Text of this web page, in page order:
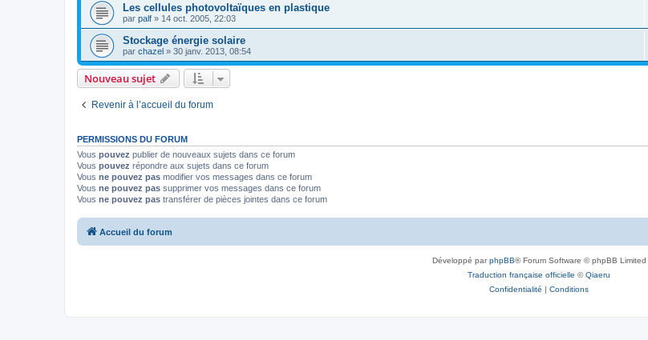
Les cellules photovoltaïques en plastique
par palf » 14 oct. 2005, 22:03
Stockage énergie solaire
par chazel » 30 janv. 2013, 08:54
Nouveau sujet
Revenir à l’accueil du forum
PERMISSIONS DU FORUM
Vous pouvez publier de nouveaux sujets dans ce forum
Vous pouvez répondre aux sujets dans ce forum
Vous ne pouvez pas modifier vos messages dans ce forum
Vous ne pouvez pas supprimer vos messages dans ce forum
Vous ne pouvez pas transférer de pièces jointes dans ce forum
Accueil du forum
Développé parphpBB® Forum Software © phpBB Limited
Traduction française officielle ©Qiaeru
Confidentialité | Conditions